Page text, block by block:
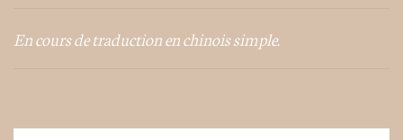
En cours de traduction en chinois simple.